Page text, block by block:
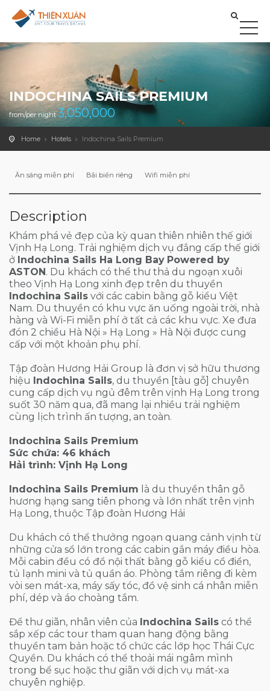
INDOCHINA SAILS PREMIUM
from/per night3,050,000
Home Hotels Indochina Sails Premium
Ăn sáng miễn phí Bãi biển riêng Wifi miễn phí
Description
Khám phá vẻ đẹp của kỳ quan thiên nhiên thế giới
Vịnh Hạ Long. Trải nghiệm dịch vụ đẳng cấp thế giới
ở Indochina Sails Ha Long Bay Powered by
ASTON. Du khách có thể thư thả du ngoạn xuôi
theo Vịnh Hạ Long xinh đẹp trên du thuyền
Indochina Sails với các cabin bằng gỗ kiểu Việt
Nam. Du thuyền có khu vực ăn uống ngoài trời, nhà
hàng và Wi-Fi miễn phí ở tất cả các khu vực. Xe đưa
đón 2 chiều Hà Nội » Hạ Long » Hà Nội được cung
cấp với một khoản phụ phí.
Tập đoàn Hương Hải Group là đơn vị sở hữu thương
hiệu Indochina Sails, du thuyền [tàu gỗ] chuyên
cung cấp dịch vụ ngủ đêm trên vịnh Hạ Long trong
suốt 30 năm qua, đã mang lại nhiều trải nghiệm
cùng lịch trình ấn tượng, an toàn.
Indochina Sails Premium
Sức chứa: 46 khách
Hải trình: Vịnh Hạ Long
Indochina Sails Premium là du thuyền thân gỗ
hương hạng sang tiên phong và lớn nhất trên vịnh
Hạ Long, thuộc Tập đoàn Hương Hải
Du khách có thể thưởng ngoạn quang cảnh vịnh từ
những cửa sổ lớn trong các cabin gắn máy điều hòa.
Mỗi cabin đều có đồ nội thất bằng gỗ kiểu cổ điển,
tủ lạnh mini và tủ quần áo. Phòng tắm riêng đi kèm
vòi sen mát-xa, máy sấy tóc, đồ vệ sinh cá nhân miễn
phí, dép và áo choàng tắm.
Để thư giãn, nhân viên của Indochina Sails có thể
sắp xếp các tour tham quan hang động bằng
thuyền tam bản hoặc tổ chức các lớp học Thái Cực
Quyền. Du khách có thể thoải mái ngâm mình
trong bể sục hoặc thư giãn với dịch vụ mát-xa
chuyên nghiệp.